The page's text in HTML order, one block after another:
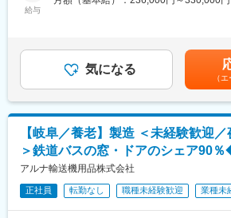
快適なオフィス環境：開放的なフリース
イルのカフェ／個別ブースの設置／フリ
的なリモートシステムを採用した会議室
デザインにも注力し、数々の建築賞や照
います。
社員への賞与還元：賞与支給ランキング
夏7位 → 2022年冬6位 → 2023年夏5位
変更の範囲：会社の定める業務
入社後、まずはアルミの材料を切断やプ
務からお任せし、希望や適性を見ながら
す。文理問わず未経験で入社された方も
◎鉄道車両の窓のメーカーは少なく、通
鉄道や路線バスに採用されています。ド
に採用されており、自分の手掛けた製品
す！
◎鉄道業界では同じ車両を大量生産する
窓を製造するため飽きない面白さがあり
給与
でも目安の金額であり、選考を通じて上
す。月給(月額)は固定手当を含めた表記
気になる
（
【岐阜／養老】製造 ＜未経験歓迎
＞鉄道バスの窓・ドアのシェア90
アルナ輸送機用品株式会社
正社員 転勤なし 職種未経験歓迎 業種未